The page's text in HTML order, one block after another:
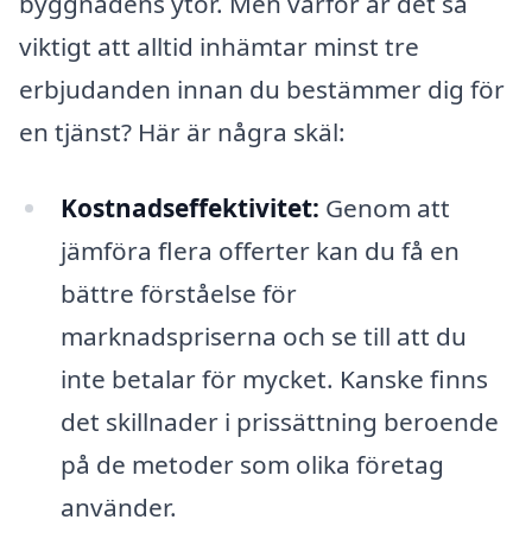
viktigt att alltid inhämtar minst tre
erbjudanden innan du bestämmer dig för
en tjänst? Här är några skäl:
Kostnadseffektivitet: Genom att
jämföra flera offerter kan du få en
bättre förståelse för
marknadspriserna och se till att du
inte betalar för mycket. Kanske finns
det skillnader i prissättning beroende
på de metoder som olika företag
använder.